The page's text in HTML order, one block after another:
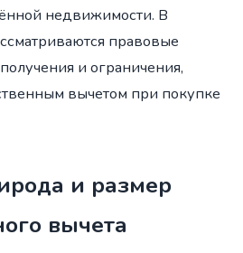
недвижимости. В
правовые
и ограничения,
вычетом при покупке
и размер
вычета